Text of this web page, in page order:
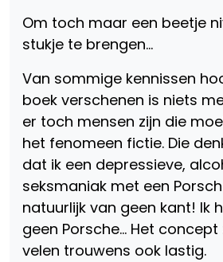
Om toch maar een beetje
stukje te brengen…
Van sommige kennissen
boek verschenen is niets
er toch mensen zijn die
het fenomeen fictie. Die
dat ik een depressieve,
seksmaniak met een
natuurlijk van geen kant! Ik
geen Porsche… Het
velen trouwens ook lastig.